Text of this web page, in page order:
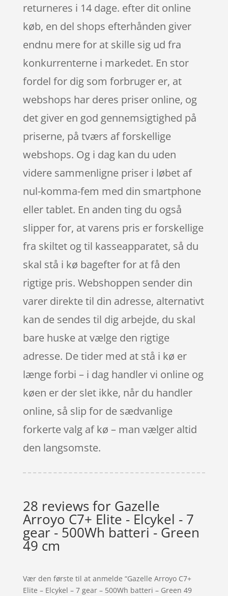
returneres i 14 dage. efter dit online
køb, en del shops efterhånden giver
endnu mere for at skille sig ud fra
konkurrenterne i markedet. En stor
fordel for dig som forbruger er, at
webshops har deres priser online, og
det giver en god gennemsigtighed på
priserne, på tværs af forskellige
webshops. Og i dag kan du uden
videre sammenligne priser i løbet af
nul-komma-fem med din smartphone
eller tablet. En anden ting du også
slipper for, at varens pris er forskellige
fra skiltet og til kasseapparatet, så du
skal stå i kø bagefter for at få den
rigtige pris. Webshoppen sender din
varer direkte til din adresse, alternativt
kan de sendes til dig arbejde, du skal
bare huske at vælge den rigtige
adresse. De tider med at stå i kø er
længe forbi – i dag handler vi online og
køen er der slet ikke, når du handler
online, så slip for de sædvanlige
forkerte valg af kø – man vælger altid
den langsomste.
28 reviews for Gazelle
Arroyo C7+ Elite - Elcykel - 7
gear - 500Wh batteri - Green
49 cm
Vær den første til at anmelde “Gazelle Arroyo C7+
Elite – Elcykel – 7 gear – 500Wh batteri – Green 49